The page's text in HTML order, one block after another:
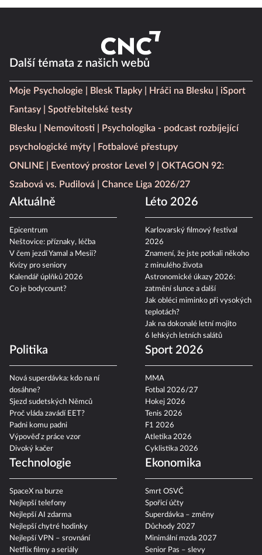
Další témata z našich webů
Moje Psychologie Blesk Tlapky Hráči na Blesku
iSport
Fantasy
Spotřebitelské testy
Blesku
Nemovitosti
Psychologika - podcast rozbíjející
psychologické mýty
Fotbalové přestupy
ONLINE
Eventový prostor Level 9
OKTAGON 92:
Szabová vs. Pudilová
Chance Liga 2026/27
Aktuálně
Epicentrum
Neštovice: příznaky, léčba
V čem jezdí Yamal a Mesii?
Kvízy pro seniory
Kalendář úplňků 2026
Co je bodycount?
Léto 2026
Karlovarský filmový festival
2026
Znamení, že jste potkali někoho
z minulého života
Astronomické úkazy 2026:
zatmění slunce a další
Jak obléci miminko při vysokých
teplotách?
Jak na dokonalé letní mojito
6 lehkých letních salátů
Politika
Nová superdávka: kdo na ní
dosáhne?
Sjezd sudetských Němců
Proč vláda zavádí EET?
Padni komu padni
Výpověď z práce vzor
Divoký kačer
Sport 2026
MMA
Fotbal 2026/27
Hokej 2026
Tenis 2026
F1 2026
Atletika 2026
Cyklistika 2026
Technologie
SpaceX na burze
Nejlepší telefony
Nejlepší AI zdarma
Nejlepší chytré hodinky
Nejlepší VPN – srovnání
Netflix filmy a seriály
Ekonomika
Smrt OSVČ
Spořicí účty
Superdávka – změny
Důchody 2027
Minimální mzda 2027
Senior Pas – slevy